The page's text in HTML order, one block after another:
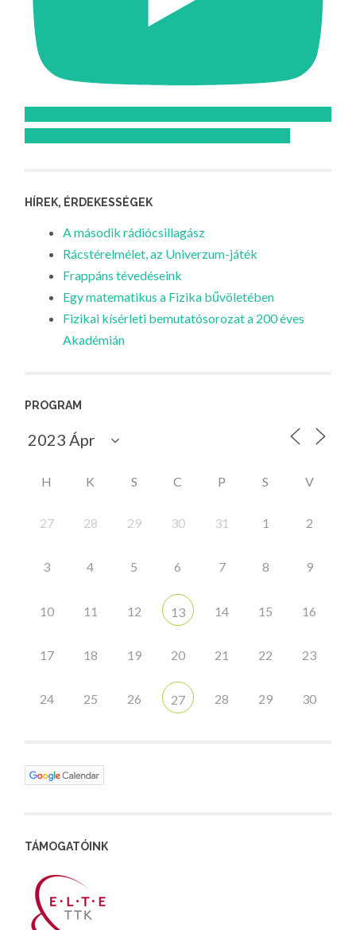
HÍREK, ÉRDEKESSÉGEK
A második rádiócsillagász
Rácstérelmélet, az Univerzum-játék
Frappáns tévedéseink
Egy matematikus a Fizika bűvöletében
Fizikai kísérleti bemutatósorozat a 200 éves
Akadémián
PROGRAM
H K S C P S V
27 28 29 30 31 1 2
3 4 5 6 7 8 9
10 11 12 13 14 15 16
17 18 19 20 21 22 23
24 25 26 27 28 29 30
TÁMOGATÓINK